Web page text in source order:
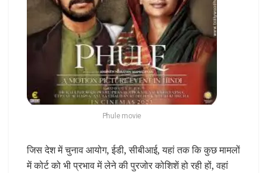
Phule movie
जिस देश में चुनाव आयोग, ईडी, सीबीआई, यहां तक कि कुछ मामलों
में कोर्ट को भी प्रभाव में लेने की पुरजोर कोशिशें हो रही हों, वहां